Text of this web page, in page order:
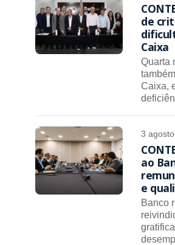
de
Caixa
Quarta
Caixa,
3
ao
e
Banco